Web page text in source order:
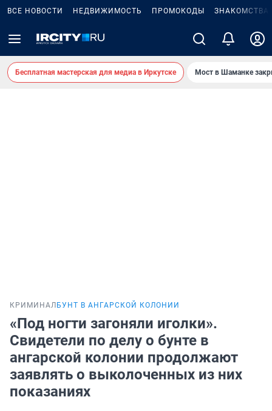
ВСЕ НОВОСТИ НЕДВИЖИМОСТЬ ПРОМОКОДЫ ЗНАКОМСТВА
Бесплатная мастерская для медиа в Иркутске Мост в Шаманке
КРИМИНАЛ БУНТ В АНГАРСКОЙ КОЛОНИИ
«Под ногти загоняли иголки».
Свидетели по делу о бунте в
ангарской колонии продолжают
заявлять о выколоченных из них
показаниях